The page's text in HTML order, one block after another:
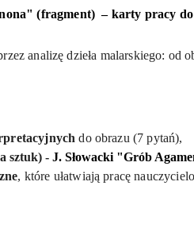
(fragment) – karty pracy
analizę dzieła malarskiego: od
do obrazu (7 pytań),
sztuk) - J. Słowacki "Grób
, które ułatwiają pracę